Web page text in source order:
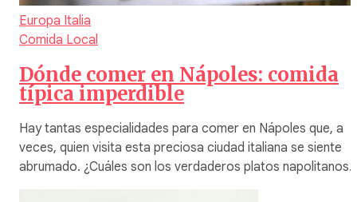
Europa Italia
Comida Local
Dónde comer en Nápoles: comida
típica imperdible
Hay tantas especialidades para comer en Nápoles que, a
veces, quien visita esta preciosa ciudad italiana se siente
abrumado. ¿Cuáles son los verdaderos platos